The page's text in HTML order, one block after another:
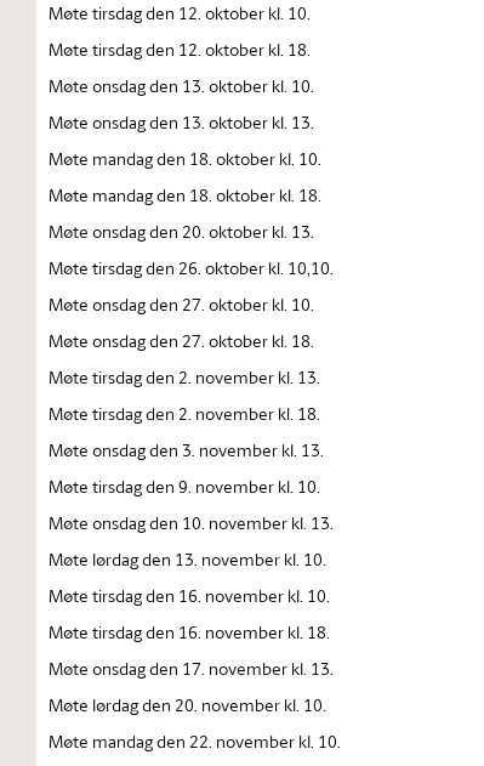
Møte tirsdag den 12. oktober kl. 10.
Møte tirsdag den 12. oktober kl. 18.
Møte onsdag den 13. oktober kl. 10.
Møte onsdag den 13. oktober kl. 13.
Møte mandag den 18. oktober kl. 10.
Møte mandag den 18. oktober kl. 18.
Møte onsdag den 20. oktober kl. 13.
Møte tirsdag den 26. oktober kl. 10,10.
Møte onsdag den 27. oktober kl. 10.
Møte onsdag den 27. oktober kl. 18.
Møte tirsdag den 2. november kl. 13.
Møte tirsdag den 2. november kl. 18.
Møte onsdag den 3. november kl. 13.
Møte tirsdag den 9. november kl. 10.
Møte onsdag den 10. november kl. 13.
Møte lørdag den 13. november kl. 10.
Møte tirsdag den 16. november kl. 10.
Møte tirsdag den 16. november kl. 18.
Møte onsdag den 17. november kl. 13.
Møte lørdag den 20. november kl. 10.
Møte mandag den 22. november kl. 10.